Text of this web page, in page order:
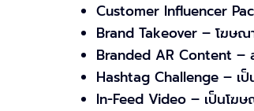
Customer Influencer
Brand Takeover – โฆษณ
Branded AR Content –
Hashtag Challenge – เ
In-Feed Video – เป็นโฆษ